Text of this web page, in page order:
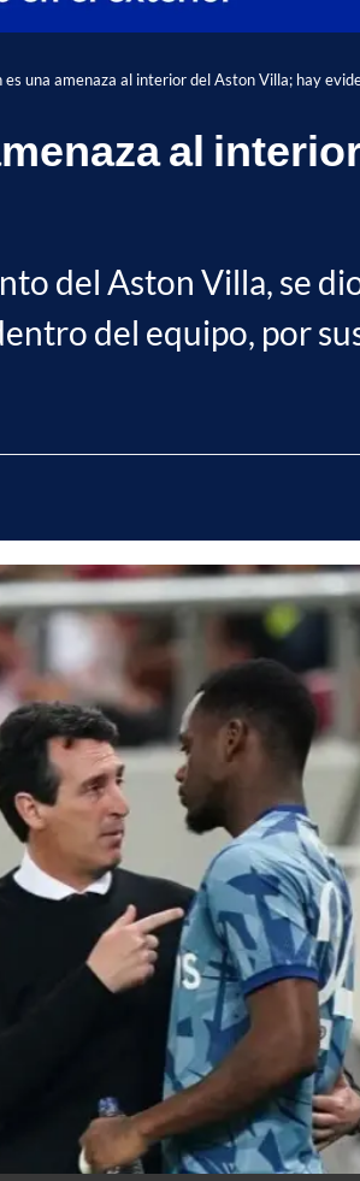
es una amenaza al interior del Aston Villa; hay
al
del Aston Villa, se
del equipo, por